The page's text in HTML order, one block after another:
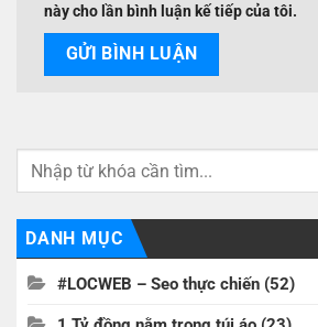
này cho lần bình luận kế tiếp của tôi.
DANH MỤC
#LOCWEB – Seo thực chiến (52)